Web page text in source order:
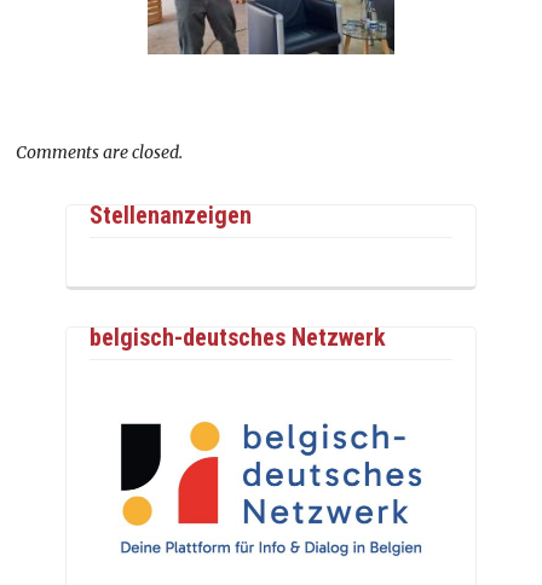
Comments are closed.
Stellenanzeigen
belgisch-deutsches Netzwerk